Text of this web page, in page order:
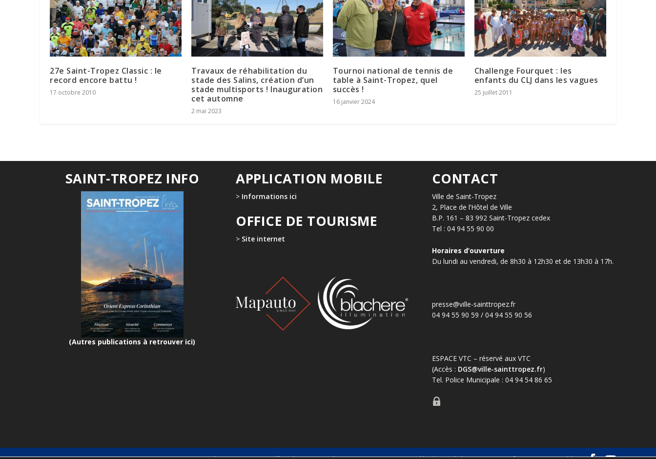
27e Saint-Tropez Classic : le
record encore battu !
17 octobre 2010
Travaux de réhabilitation du
stade des Salins, création d’un
stade multisports ! Inauguration
cet automne
2 mai 2023
Tournoi national de tennis de
table à Saint-Tropez, quel
succès !
16 janvier 2024
Challenge Fourquet : les
enfants du CLJ dans les vagues
25 juillet 2011
SAINT-TROPEZ INFO
(Autres publications à retrouver ici)
APPLICATION MOBILE
> Informations ici
OFFICE DE TOURISME
> Site internet
CONTACT
Ville de Saint-Tropez
2, Place de l’Hôtel de Ville
B.P. 161 – 83 992 Saint-Tropez cedex
Tel : 04 94 55 90 00
Horaires d’ouverture
Du lundi au vendredi, de 8h30 à 12h30 et de 13h30 à 17h.
presse@ville-sainttropez.fr
04 94 55 90 59 / 04 94 55 90 56
ESPACE VTC – réservé aux VTC
(Accès : DGS@ville-sainttropez.fr)
Tel. Police Municipale : 04 94 54 86 65